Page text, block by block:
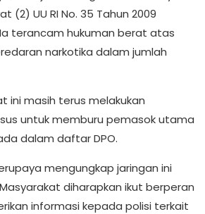
(2) UU RI No. 35 Tahun 2009
terancam hukuman berat atas
narkotika dalam jumlah
ini masih terus melakukan
untuk memburu pemasok utama
dalam daftar DPO.
mengungkap jaringan ini
diharapkan ikut berperan
informasi kepada polisi terkait